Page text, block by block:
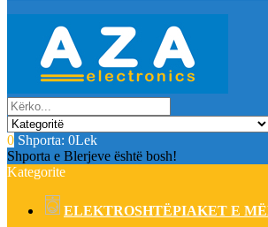
0 Shporta: 0Lek
Shporta e Blerjeve është bosh!
Kategorite
ELEKTROSHTËPIAKET E